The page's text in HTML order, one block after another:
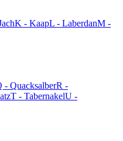
K - KaapL - LaberdanM -
- QuacksalberR -
T - TabernakelU -